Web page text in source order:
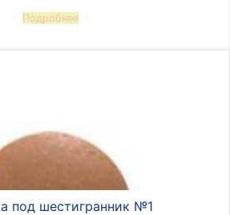
Подробнее
под шестигранник №1